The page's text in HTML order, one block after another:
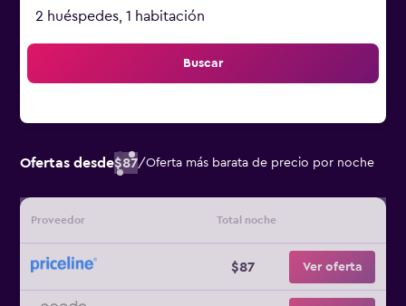
2 huéspedes, 1 habitación
Buscar
Ofertas desde$87/Oferta más barata de precio por noche
Proveedor Total noche
$87 Ver oferta